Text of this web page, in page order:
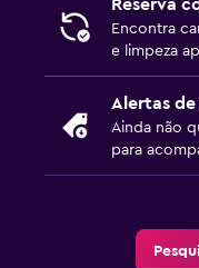
Reserva
Encontra
e limpeza
Alertas
Ainda não
para